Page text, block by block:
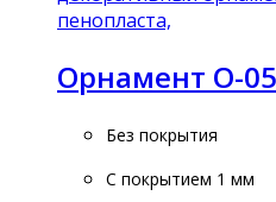
Орнамент О-05
Без покрытия
С покрытием 1 мм